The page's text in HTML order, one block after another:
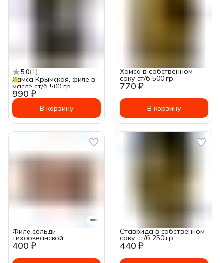
5.0(1)
990 ₽
Хамса Крымская, филе в
масле ст/б 500 гр.
В корзину
770 ₽
Хамса в собственном
соку ст/б 500 гр.
В корзину
400 ₽
Филе сельди
тихоокеанской
подкопченное в масле ~
200г
440 ₽
Ставрида в собственном
соку ст/б 250 гр.